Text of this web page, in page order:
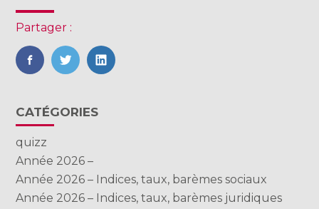
Partager :
FaceBook
TwitterLinkedIn
Blog
sidebar
CATÉGORIES
quizz
Année 2026 –
Année 2026 – Indices, taux, barèmes sociaux
Année 2026 – Indices, taux, barèmes juridiques